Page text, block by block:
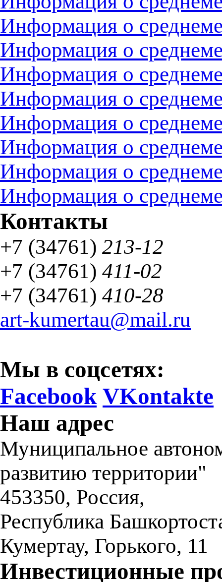
Информация о
Информация о
Информация о
Информация о
Информация о
Информация о
Информация о
Информация о
Контакты
+7 (34761) 213-12
+7 (34761) 411-02
+7 (34761) 410-28
art-kumertau@mail.ru
Мы в соцсетях:
Facebook VKontakte
Наш адрес
Муниципальное
развитию территории"
453350, Россия,
Республика
Кумертау, Горького, 11
Инвестиционные